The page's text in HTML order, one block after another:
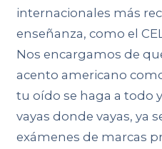
internacionales más
enseñanza, como el
Nos encargamos de
acento americano
tu oído se haga a todo
vayas donde vayas, ya
exámenes de marcas